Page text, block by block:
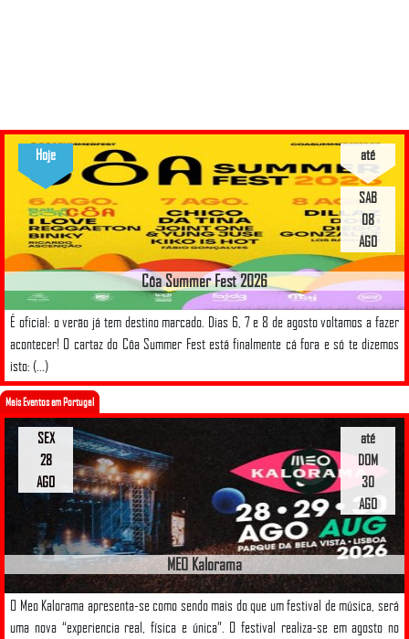
Côa Summer Fest 2026
É oficial: o verão já tem destino marcado. Dias 6, 7 e 8 de agosto voltamos a fazer
acontecer! O cartaz do Côa Summer Fest está finalmente cá fora e só te dizemos
isto: (...)
até
SAB
08
AGO
Hoje
Mais Eventos em Portugal
MEO Kalorama
O Meo Kalorama apresenta-se como sendo mais do que um festival de música, será
uma nova “experiencia real, física e única”. O festival realiza-se em agosto no
até
DOM
30
AGO
SEX
28
AGO